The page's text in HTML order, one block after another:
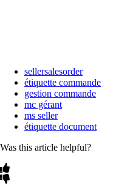
sellersalesorder
étiquette commande
gestion commande
mc gérant
ms seller
étiquette document
Was this article helpful?